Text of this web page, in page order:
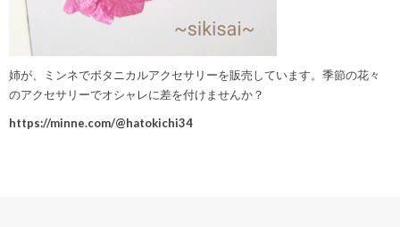
姉が、ミンネでボタニカルアクセサリーを販売しています。季節の花々
のアクセサリーでオシャレに差を付けませんか？
https://minne.com/@hatokichi34